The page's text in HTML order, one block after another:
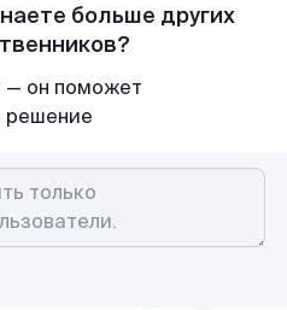
больше других
— он поможет
решение